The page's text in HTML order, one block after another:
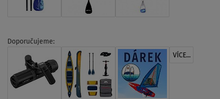
Doporučujeme:
VÍCE...